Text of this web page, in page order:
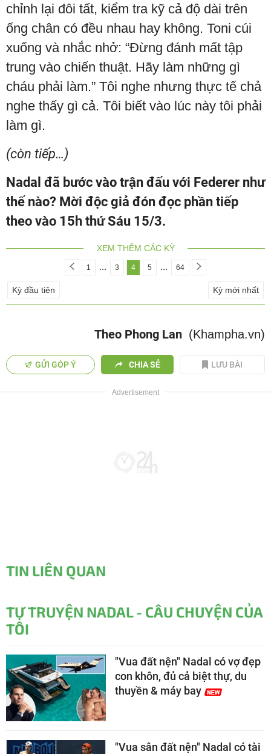
chỉnh lại đôi tất, kiểm tra kỹ cả độ dài trên
ống chân có đều nhau hay không. Toni cúi
xuống và nhắc nhở: “Đừng đánh mất tập
trung vào chiến thuật. Hãy làm những gì
cháu phải làm.” Tôi nghe nhưng thực tế chả
nghe thấy gì cả. Tôi biết vào lúc này tôi phải
làm gì.
(còn tiếp…)
Nadal đã bước vào trận đấu với Federer như
thế nào? Mời độc giả đón đọc phần tiếp
theo vào 15h thứ Sáu 15/3.
XEM THÊM CÁC KỲ
1 ... 3 4 5 ... 64
Kỳ đầu tiên Kỳ mới nhất
Theo Phong Lan (Khampha.vn)
GỬI GÓP Ý CHIA SẺ LƯU BÀI
TIN LIÊN QUAN
TỰ TRUYỆN NADAL - CÂU CHUYỆN CỦA
TÔI
"Vua đất nện" Nadal có vợ đẹp
con khôn, đủ cả biệt thự, du
thuyền & máy bay
"Vua sân đất nện" Nadal có tài